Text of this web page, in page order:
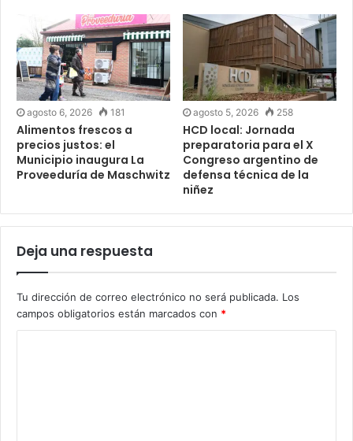
agosto 6, 2026 181
Alimentos frescos a
precios justos: el
Municipio inaugura La
Proveeduría de Maschwitz
agosto 5, 2026 258
HCD local: Jornada
preparatoria para el X
Congreso argentino de
defensa técnica de la
niñez
Deja una respuesta
Tu dirección de correo electrónico no será publicada. Los
campos obligatorios están marcados con *